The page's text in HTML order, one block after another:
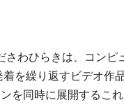
わひらきは、コン
を繰り返すビデオ
同時に展開するこ